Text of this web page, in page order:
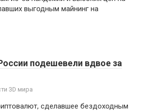
выгодным майнинг на
подешевели вдвое за
3D мира
сделавшее бездоходным